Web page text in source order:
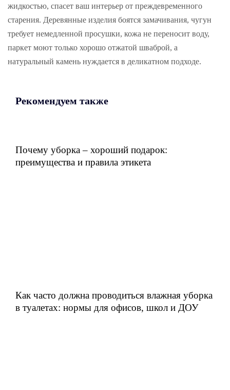
жидкостью, спасет ваш интерьер от преждевременного
старения. Деревянные изделия боятся замачивания, чугун
требует немедленной просушки, кожа не переносит воду,
паркет моют только хорошо отжатой шваброй, а
натуральный камень нуждается в деликатном подходе.
Рекомендуем также
Почему уборка – хороший подарок:
преимущества и правила этикета
Как часто должна проводиться влажная уборка
в туалетах: нормы для офисов, школ и ДОУ